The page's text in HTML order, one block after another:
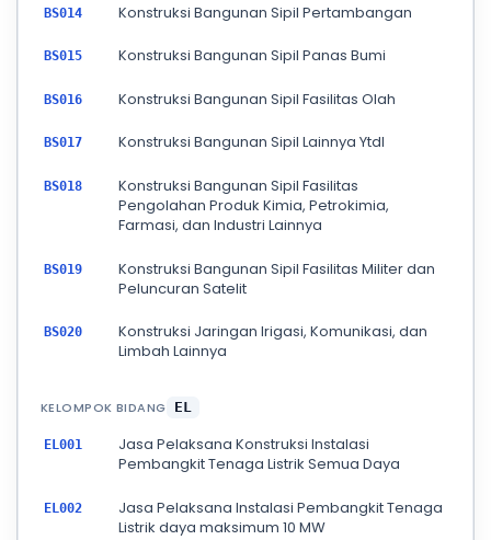
BS014 Konstruksi Bangunan Sipil Pertambangan
BS015 Konstruksi Bangunan Sipil Panas Bumi
BS016 Konstruksi Bangunan Sipil Fasilitas Olah
BS017 Konstruksi Bangunan Sipil Lainnya Ytdl
BS018
Konstruksi Bangunan Sipil Fasilitas
Pengolahan Produk Kimia, Petrokimia,
Farmasi, dan Industri Lainnya
BS019
Konstruksi Bangunan Sipil Fasilitas Militer dan
Peluncuran Satelit
BS020
Konstruksi Jaringan Irigasi, Komunikasi, dan
Limbah Lainnya
KELOMPOK BIDANG EL
EL001
Jasa Pelaksana Konstruksi Instalasi
Pembangkit Tenaga Listrik Semua Daya
EL002
Jasa Pelaksana Instalasi Pembangkit Tenaga
Listrik daya maksimum 10 MW